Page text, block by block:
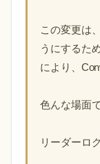
この変更は
うにするた
により、
色んな場面
リーダーロ